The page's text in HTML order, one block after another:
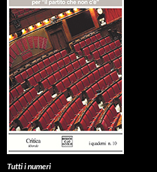
Tutti i numeri